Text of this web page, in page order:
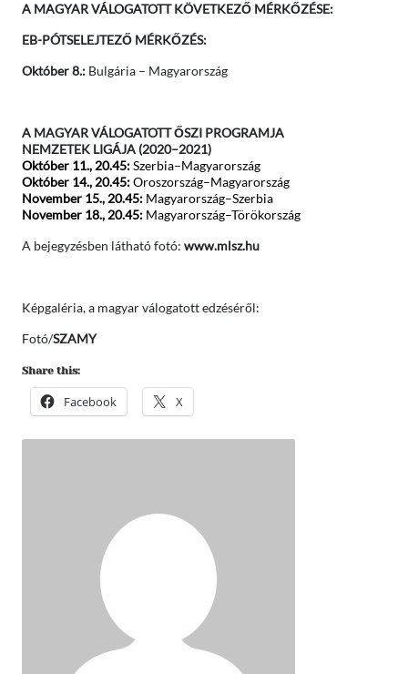
A MAGYAR VÁLOGATOTT KÖVETKEZŐ MÉRKŐZÉSE:
EB-PÓTSELEJTEZŐ MÉRKŐZÉS:
Október 8.:Bulgária – Magyarország
A MAGYAR VÁLOGATOTT ŐSZI PROGRAMJA
NEMZETEK LIGÁJA (2020–2021)
Október 11., 20.45:Szerbia–Magyarország
Október 14., 20.45:Oroszország–Magyarország
November 15., 20.45: Magyarország–Szerbia
November 18., 20.45: Magyarország–Törökország
A bejegyzésben látható fotó: www.mlsz.hu
Képgaléria, a magyar válogatott edzéséről:
Fotó/SZAMY
Share this:
Facebook X